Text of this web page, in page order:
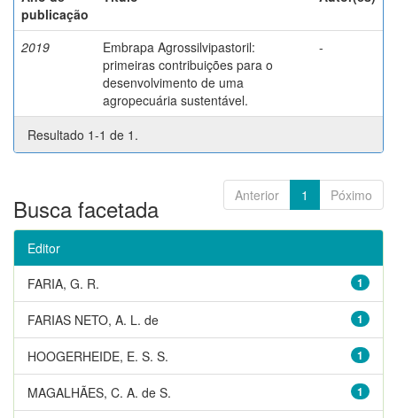
publicação
2019
Embrapa Agrossilvipastoril:
primeiras contribuições para o
desenvolvimento de uma
agropecuária sustentável.
-
Resultado 1-1 de 1.
Anterior 1 Póximo
Busca facetada
Editor
1
FARIA, G. R.
1
FARIAS NETO, A. L. de
1
HOOGERHEIDE, E. S. S.
1
MAGALHÃES, C. A. de S.